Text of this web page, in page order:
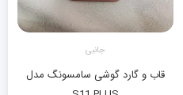
جانبی
قاب و گارد گوشی سامسونگ مدل